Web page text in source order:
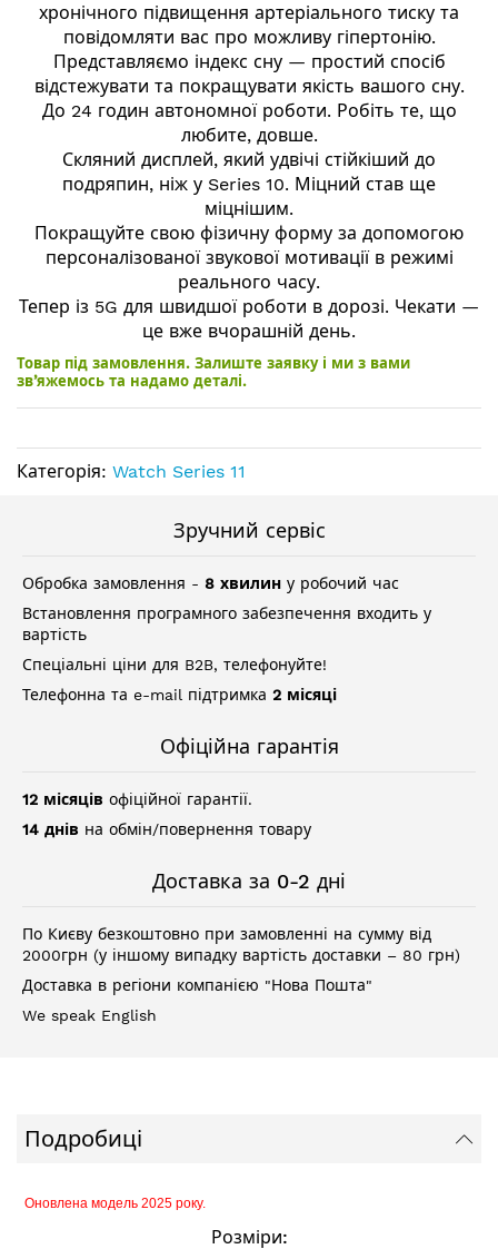
хронічного підвищення артеріального тиску та
повідомляти вас про можливу гіпертонію.
Представляємо індекс сну — простий спосіб
відстежувати та покращувати якість вашого сну.
До 24 годин автономної роботи. Робіть те, що
любите, довше.
Скляний дисплей, який удвічі стійкіший до
подряпин, ніж у Series 10. Міцний став ще
міцнішим.
Покращуйте свою фізичну форму за допомогою
персоналізованої звукової мотивації в режимі
реального часу.
Тепер із 5G для швидшої роботи в дорозі. Чекати —
це вже вчорашній день.
Товар під замовлення. Залиште заявку і ми з вами
зв’яжемось та надамо деталі.
Категорія: Watch Series 11
Зручний сервіс
Обробка замовлення - 8 хвилин у робочий час
Встановлення програмного забезпечення входить у
вартість
Спеціальні ціни для B2B, телефонуйте!
Телефонна та e-mail підтримка 2 місяці
Офіційна гарантія
12 місяців офіційної гарантії.
14 днів на обмін/повернення товару
Доставка за 0-2 дні
По Києву безкоштовно при замовленні на сумму від
2000грн (у іншому випадку вартість доставки – 80 грн)
Доставка в регіони компанією "Нова Пошта"
We speak English
Подробиці
Оновлена модель 2025 року.
Розміри: